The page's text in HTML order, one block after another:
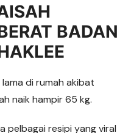
BADAN
di rumah akibat
naik hampir 65 kg.
pelbagai resipi yang viral